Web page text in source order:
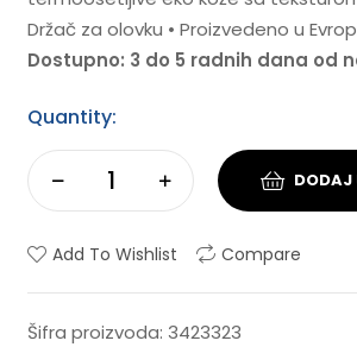
Držač za olovku • Proizvedeno u
Dostupno: 3 do 5 radnih dana od
Quantity:
DODAJ
Add To Wishlist Compare
Šifra proizvoda: 3423323